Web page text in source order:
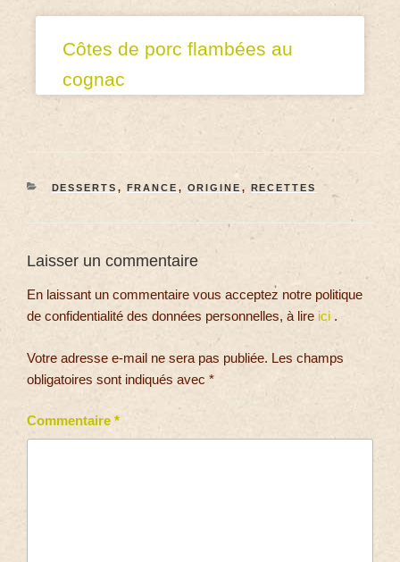
Côtes de porc flambées au
cognac
DESSERTS , FRANCE , ORIGINE , RECETTES
Laisser un commentaire
En laissant un commentaire vous acceptez notre politique
de confidentialité des données personnelles, à lire ici .
Votre adresse e-mail ne sera pas publiée. Les champs
obligatoires sont indiqués avec *
Commentaire *